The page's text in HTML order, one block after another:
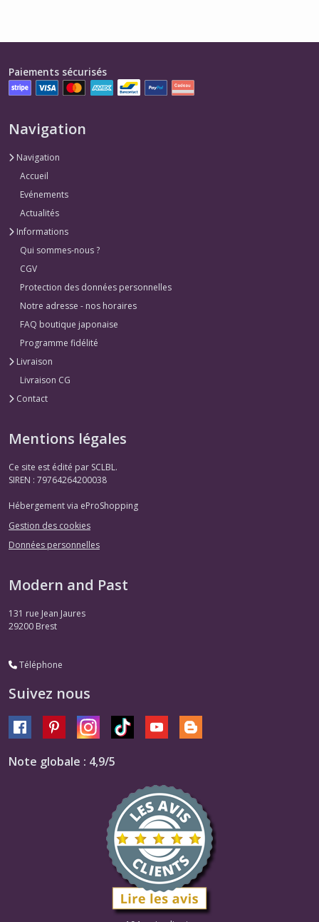
Paiements sécurisés
Navigation
Navigation
Accueil
Evénements
Actualités
Informations
Qui sommes-nous ?
CGV
Protection des données personnelles
Notre adresse - nos horaires
FAQ boutique japonaise
Programme fidélité
Livraison
Livraison CG
Contact
Mentions légales
Ce site est édité par SCLBL.
SIREN : 79764264200038
Hébergement via eProShopping
Gestion des cookies
Données personnelles
Modern and Past
131 rue Jean Jaures
29200 Brest
Téléphone
Suivez nous
Note globale : 4,9/5